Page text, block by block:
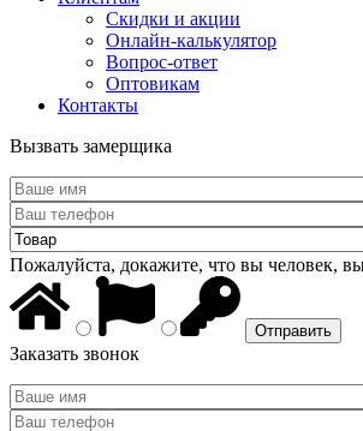
Скидки и акции
Онлайн-калькулятор
Вопрос-ответ
Оптовикам
Контакты
Вызвать замерщика
Пожалуйста, докажите, что вы человек,
Заказать звонок